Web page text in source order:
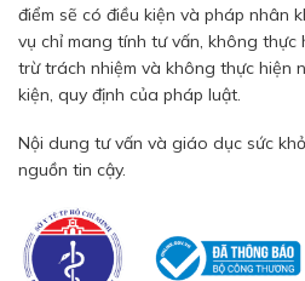
điểm sẽ có điều kiện và pháp nhân
vụ chỉ mang tính tư vấn, không thực
trừ trách nhiệm và không thực hiện
kiện, quy định của pháp luật.
Nội dung tư vấn và giáo dục sức
nguồn tin cậy.